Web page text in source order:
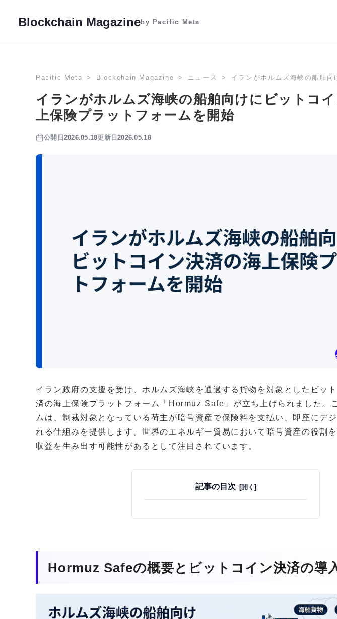
Blockchain Magazineby Pacific Meta
Pacific Meta Blockchain Magazine ニュース イランがホルムズ海峡の船舶向
イランがホルムズ海峡の船舶向けにビットコ
上保険プラットフォームを開始
公開日 2026.05.18更新日2026.05.18
イラン政府の支援を受け、ホルムズ海峡を通過する貨物を対象としたビッ
済の海上保険プラットフォーム「Hormuz Safe」が立ち上げられました。
ムは、制裁対象となっている荷主が暗号資産で保険料を支払い、即座にデ
れる仕組みを提供します。世界のエネルギー貿易において暗号資産の役割
収益を生み出す可能性があるとして注目されています。
記事の目次
Hormuz Safeの概要とビットコイン決済の導